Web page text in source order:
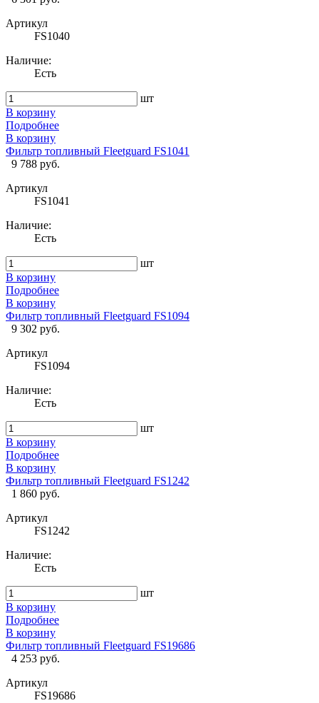
Артикул
FS1040
Наличие:
Есть
шт
В корзину
Подробнее
В корзину
Фильтр топливный Fleetguard FS1041
9 788 руб.
Артикул
FS1041
Наличие:
Есть
шт
В корзину
Подробнее
В корзину
Фильтр топливный Fleetguard FS1094
9 302 руб.
Артикул
FS1094
Наличие:
Есть
шт
В корзину
Подробнее
В корзину
Фильтр топливный Fleetguard FS1242
1 860 руб.
Артикул
FS1242
Наличие:
Есть
шт
В корзину
Подробнее
В корзину
Фильтр топливный Fleetguard FS19686
4 253 руб.
Артикул
FS19686